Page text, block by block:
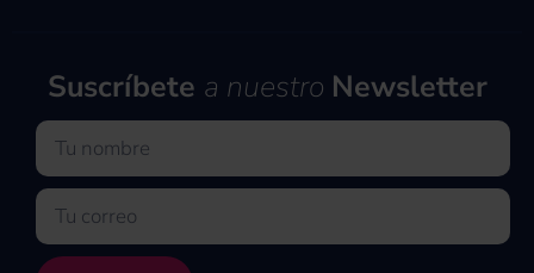
Suscríbete a nuestro Newsletter
Nombre
Email